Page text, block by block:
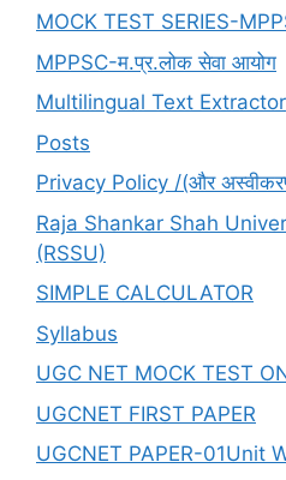
MOCK TEST SERIES-
MPPSC-म.प्र.लोक सेवा आयोग
Multilingual Text Extractor
Posts
Privacy Policy /(और
Raja Shankar Shah
(RSSU)
SIMPLE CALCULATOR
Syllabus
UGC NET MOCK TEST
UGCNET FIRST PAPER
UGCNET PAPER-01Unit